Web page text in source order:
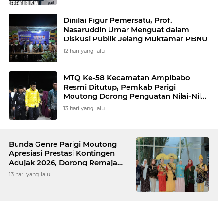
Dinilai Figur Pemersatu, Prof.
Nasaruddin Umar Menguat dalam
Diskusi Publik Jelang Muktamar PBNU
12 hari yang lalu
MTQ Ke-58 Kecamatan Ampibabo
Resmi Ditutup, Pemkab Parigi
Moutong Dorong Penguatan Nilai-Nilai
Al-Qur'an
13 hari yang lalu
Bunda Genre Parigi Moutong
Apresiasi Prestasi Kontingen
Adujak 2026, Dorong Remaja
Jadi Agen Perubahan
13 hari yang lalu